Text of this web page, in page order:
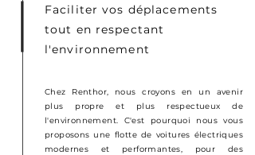
Faciliter vos déplacements
tout en respectant
l'environnement
Chez Renthor, nous croyons en un avenir
plus propre et plus respectueux de
l'environnement. C'est pourquoi nous vous
proposons une flotte de voitures électriques
modernes et performantes, pour des